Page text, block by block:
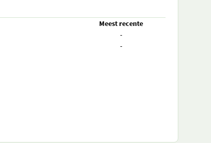
Meest recente
-
-